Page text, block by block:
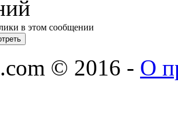
в этом сообщении
© 2016 - О